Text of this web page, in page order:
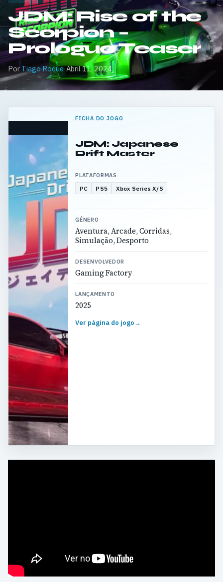
JDM: Rise of the
Scorpion –
Prologue Teaser
Por Tiago Roque·Abril 11, 2024
FICHA DO JOGO
JDM: Japanese
Drift Master
PLATAFORMAS
PC PS5 Xbox Series X/S
GÉNERO
Aventura, Arcade, Corridas,
Simulação, Desporto
DESENVOLVEDOR
Gaming Factory
LANÇAMENTO
2025
Ver página do jogo→